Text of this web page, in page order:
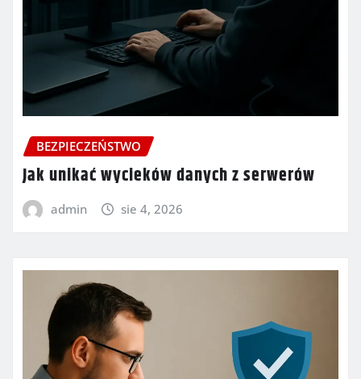
BEZPIECZEŃSTWO
Jak unikać wycieków danych z serwerów
admin sie 4, 2026